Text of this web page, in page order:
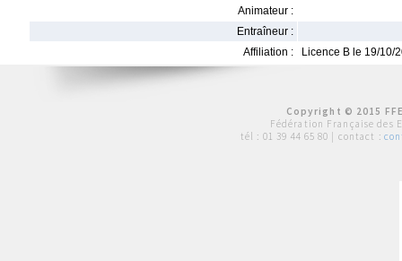
Animateur :
Entraîneur :
Affiliation :
Licence B le 19/10/
Copyright © 2015
Fédération Française des
tél : 01 39 44 65 80 | contact :